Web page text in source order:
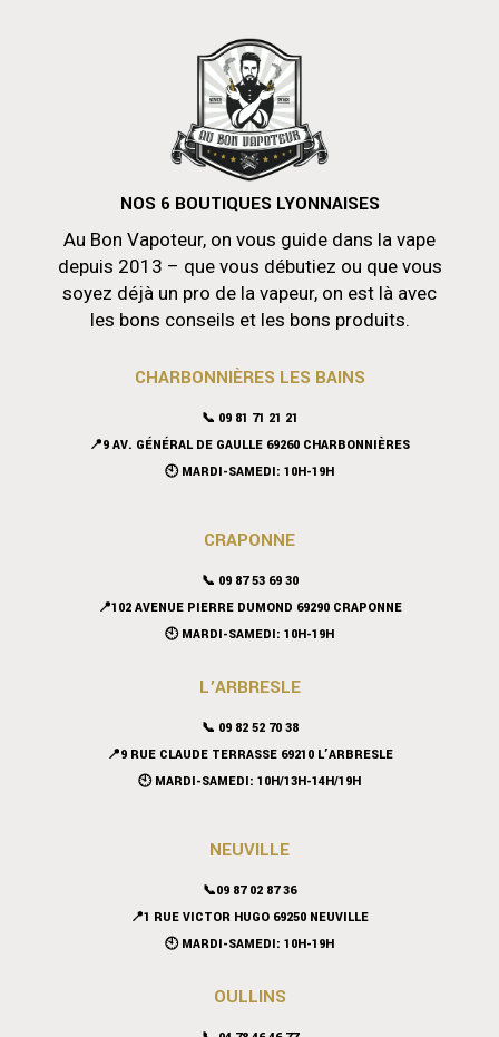
NOS 6 BOUTIQUES LYONNAISES
Au Bon Vapoteur, on vous guide dans la vape
depuis 2013 – que vous débutiez ou que vous
soyez déjà un pro de la vapeur, on est là avec
les bons conseils et les bons produits.
CHARBONNIÈRES LES BAINS
📞 09 81 71 21 21
📍9 AV. GÉNÉRAL DE GAULLE 69260 CHARBONNIÈRES
🕙 MARDI-SAMEDI: 10H-19H
CRAPONNE
📞 09 87 53 69 30
📍102 AVENUE PIERRE DUMOND 69290 CRAPONNE
🕙 MARDI-SAMEDI: 10H-19H
L’ARBRESLE
📞 09 82 52 70 38
📍9 RUE CLAUDE TERRASSE 69210 L’ARBRESLE
🕙 MARDI-SAMEDI: 10H/13H-14H/19H
NEUVILLE
📞09 87 02 87 36
📍1 RUE VICTOR HUGO 69250 NEUVILLE
🕙 MARDI-SAMEDI: 10H-19H
OULLINS